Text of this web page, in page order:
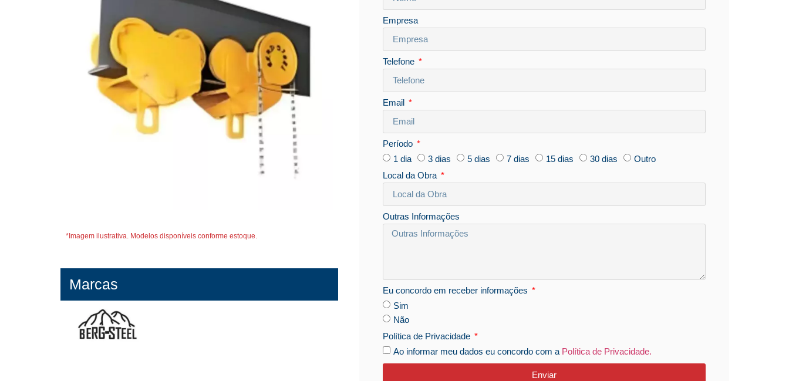
*Imagem ilustrativa. Modelos disponíveis conforme estoque.
Marcas
Empresa
Telefone
Email
Período
1 dia
3 dias 5 dias 7 dias 15 dias 30 dias
Outro
Local da Obra
Outras Informações
Eu concordo em receber informações
Sim
Não
Política de Privacidade
Ao informar meu dados eu concordo com a Política de Privacidade.
Enviar